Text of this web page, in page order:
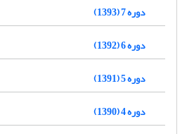
دوره 7 (1393)
دوره 6 (1392)
دوره 5 (1391)
دوره 4 (1390)